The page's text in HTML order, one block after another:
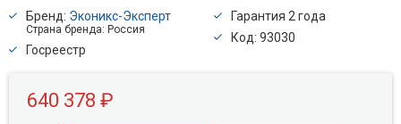
Бренд: Эконикс-Эксперт
Страна бренда: Россия
Госреестр
Гарантия 2 года
Код: 93030
640 378 ₽